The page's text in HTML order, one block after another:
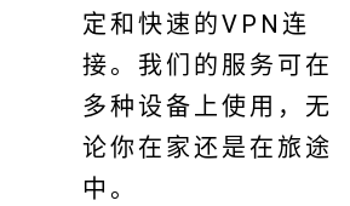
定和快速的VPN连
接。我们的服务可在
多种设备上使用，无
论你在家还是在旅途
中。